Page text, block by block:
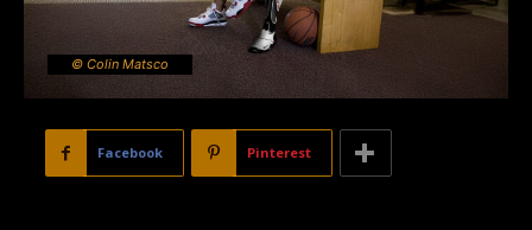
© Colin Matsco
Facebook Pinterest